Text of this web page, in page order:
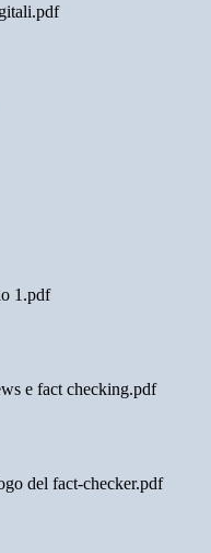
1.pdf
e fact checking.pdf
del fact-checker.pdf